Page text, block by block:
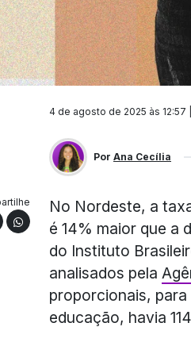
4 de agosto de 2025 às 12:57
Por Ana Cecília
No Nordeste, a
é 14% maior que a
do Instituto
analisados pela
proporcionais, para
educação, havia